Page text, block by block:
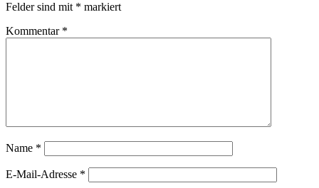
Felder sind mit * markiert
Kommentar *
Name *
E-Mail-Adresse *